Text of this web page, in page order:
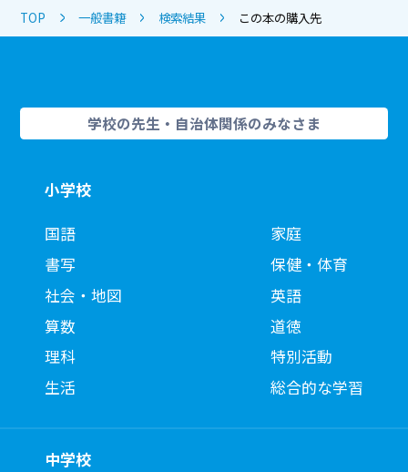
TOP 一般書籍 検索結果 この本の購入先
学校の先生・自治体関係のみなさま
小学校
国語
書写
社会・地図
算数
理科
生活
家庭
保健・体育
英語
道徳
特別活動
総合的な学習
中学校